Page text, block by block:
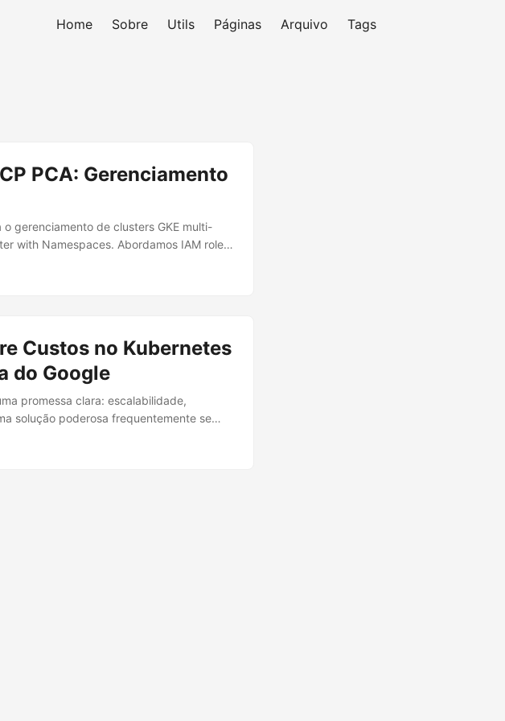
Home Sobre Utils Páginas Arquivo Tags
PCA: Gerenciamento
gerenciamento de clusters GKE multi-
with Namespaces. Abordamos IAM roles,
para a certificação GCP Professional
Custos no Kubernetes
do Google
promessa clara: escalabilidade,
solução poderosa frequentemente se
a fatura da nuvem chega. Times que